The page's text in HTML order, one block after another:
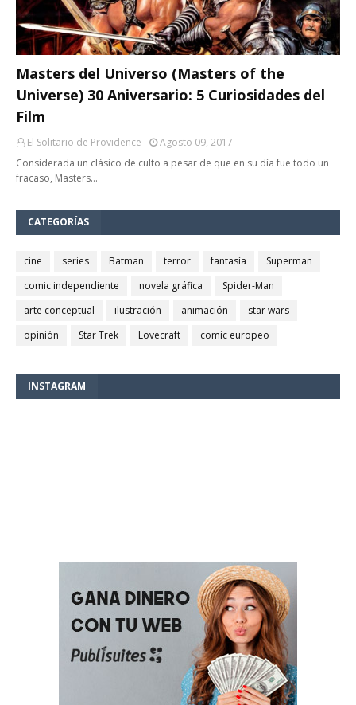
Masters del Universo (Masters of the
Universe) 30 Aniversario: 5 Curiosidades del
Film
El Solitario de Providence
Agosto 09, 2017
Considerada un clásico de culto a pesar de que en su día fue todo un
fracaso, Masters…
CATEGORÍAS
cine series Batman terror fantasía
Superman
comic independiente
novela gráfica
Spider-Man
arte conceptual
ilustración animación
star wars
opinión
Star Trek Lovecraft comic europeo
INSTAGRAM